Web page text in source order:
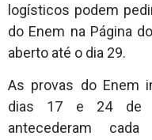
logísticos podem
do Enem na Página
aberto até o dia 29.
As provas do Enem
dias 17 e 24 de
antecederam